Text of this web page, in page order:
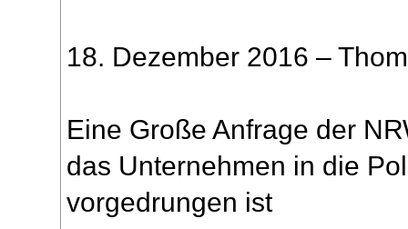
18. Dezember 2016 –
Eine Große Anfrage der
das Unternehmen in die
vorgedrungen ist